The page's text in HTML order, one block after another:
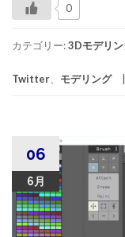
0
カテゴリー:3Dモデリ
Twitter モデリング
06
6月